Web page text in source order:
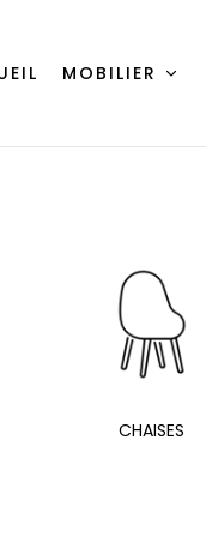
MOBILIER
CHAISES